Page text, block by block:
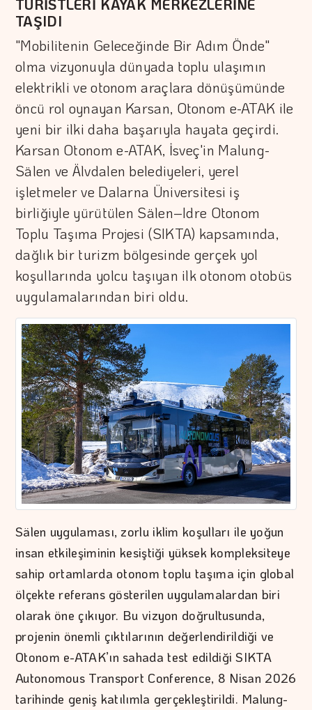
TURİSTLERİ KAYAK MERKEZLERİNE
TAŞIDI
"Mobilitenin Geleceğinde Bir Adım Önde"
olma vizyonuyla dünyada toplu ulaşımın
elektrikli ve otonom araçlara dönüşümünde
öncü rol oynayan Karsan, Otonom e-ATAK ile
yeni bir ilki daha başarıyla hayata geçirdi.
Karsan Otonom e-ATAK, İsveç'in Malung-
Sälen ve Älvdalen belediyeleri, yerel
işletmeler ve Dalarna Üniversitesi iş
birliğiyle yürütülen Sälen–Idre Otonom
Toplu Taşıma Projesi (SIKTA) kapsamında,
dağlık bir turizm bölgesinde gerçek yol
koşullarında yolcu taşıyan ilk otonom otobüs
uygulamalarından biri oldu.
Sälen uygulaması, zorlu iklim koşulları ile yoğun
insan etkileşiminin kesiştiği yüksek kompleksiteye
sahip ortamlarda otonom toplu taşıma için global
ölçekte referans gösterilen uygulamalardan biri
olarak öne çıkıyor. Bu vizyon doğrultusunda,
projenin önemli çıktılarının değerlendirildiği ve
Otonom e-ATAK’ın sahada test edildiği SIKTA
Autonomous Transport Conference, 8 Nisan 2026
tarihinde geniş katılımla gerçekleştirildi. Malung-